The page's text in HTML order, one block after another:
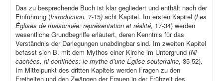
Das zu besprechende Buch ist klar gegliedert und enthält nach der
Einführung (Introduction, 7-15) acht Kapitel. Im ersten Kapitel (Les
Églises de maisonnée: représentation et réalité, 17-34) werden
wesentliche Grundbegriffe erläutert, deren Kenntnis für das
Verständnis der Darlegungen unabdingbar sind. Im zweiten Kapitel
befasst sich B. mit dem Mythos einer Kirche im Untergrund (Ni
cachées, ni confinées: le mythe d’une Église souterraine, 35-52).
Im Mittelpunkt des dritten Kapitels werden Fragen zu den
Freiheiten und den Zwängen der Frauen in der Frühzeit des